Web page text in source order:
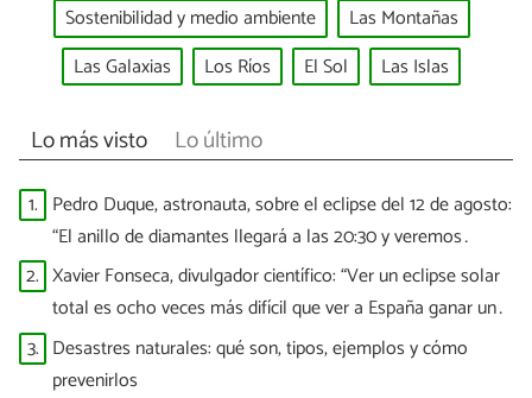
Sostenibilidad y medio ambiente
Las Montañas
Las Galaxias
Los Ríos El Sol Las Islas
Lo más visto Lo último
1. Pedro Duque, astronauta, sobre el eclipse del 12 de agosto:
“El anillo de diamantes llegará a las 20:30 y veremos
puntitos brillantes”
2. Xavier Fonseca, divulgador científico: “Ver un eclipse solar
total es ocho veces más difícil que ver a España ganar un
Mundial”
3. Desastres naturales: qué son, tipos, ejemplos y cómo
prevenirlos